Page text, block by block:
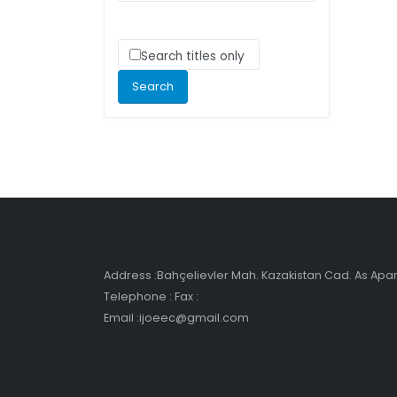
Search titles only
Address :Bahçelievler Mah. Kazakistan Cad. As
Telephone : Fax :
Email :ijoeec@gmail.com